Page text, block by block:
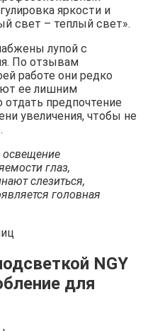
яркости и
свет – теплый свет».
лупой с
По отзывам
работе они редко
ее лишним
предпочтение
увеличения, чтобы не
освещение
глаз,
слезиться,
головная
NGY
для